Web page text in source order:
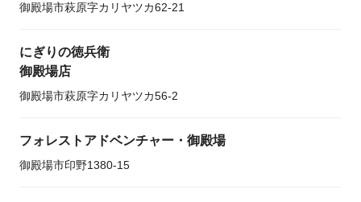
御殿場市萩原字カリヤツカ62-21
にぎりの徳兵衛
御殿場店
御殿場市萩原字カリヤツカ56-2
フォレストアドベンチャー・御殿場
御殿場市印野1380-15